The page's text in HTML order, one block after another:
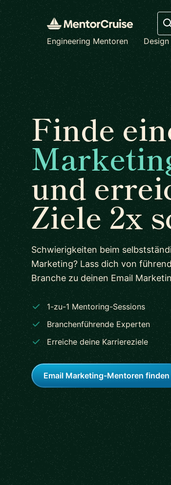
Engineering Mentoren
Finde
und
Ziele 2x
Schwierigkeiten beim
Marketing? Lass dich von
Branche zu deinen Email
1-zu-1 Mentoring-Sessions
Branchenführende Experten
Erreiche deine Karriereziele
Email Marketing-Mentoren finden